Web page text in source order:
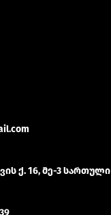
ქ. 16, მე-3 სართული